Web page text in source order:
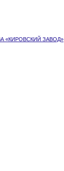
«КИРОВСКИЙ ЗАВОД»